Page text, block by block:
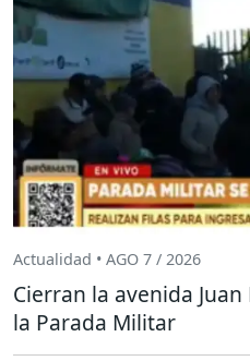
Actualidad • AGO 7 / 2026
Cierran la avenida
la Parada Militar